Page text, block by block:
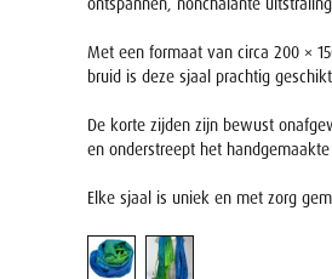
ontspannen, nonchalante
Met een formaat van circa 200 ×
bruid is deze sjaal prachtig
De korte zijden zijn bewust
en onderstreept het
Elke sjaal is uniek en met zorg